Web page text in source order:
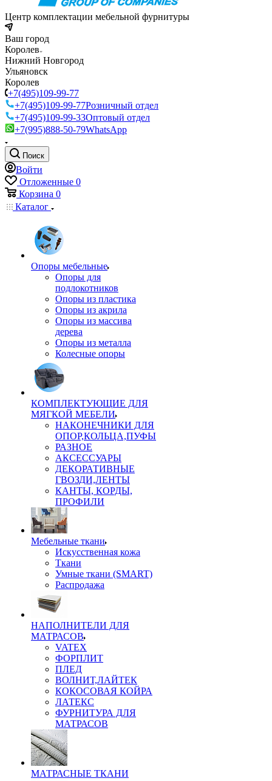
Центр комплектации мебельной фурнитуры
Ваш город
Королев
Нижний Новгород
Ульяновск
Королев
+7(495)109-99-77
+7(495)109-99-77Розничный отдел
+7(495)109-99-33Оптовый отдел
+7(995)888-50-79WhatsApp
Поиск
Войти
Отложенные 0
Корзина 0
Каталог
Опоры мебельные
Опоры для
подлокотников
Опоры из пластика
Опоры из акрила
Опоры из массива
дерева
Опоры из металла
Колесные опоры
КОМПЛЕКТУЮЩИЕ ДЛЯ
МЯГКОЙ МЕБЕЛИ
НАКОНЕЧНИКИ ДЛЯ
ОПОР,КОЛЬЦА,ПУФЫ
РАЗНОЕ
АКСЕССУАРЫ
ДЕКОРАТИВНЫЕ
ГВОЗДИ,ЛЕНТЫ
КАНТЫ, КОРДЫ,
ПРОФИЛИ
Мебельные ткани
Искусственная кожа
Ткани
Умные ткани (SMART)
Распродажа
НАПОЛНИТЕЛИ ДЛЯ
МАТРАСОВ
VATEX
ФОРПЛИТ
ПЛЕД
ВОЛНИТ,ЛАЙТЕК
КОКОСОВАЯ КОЙРА
ЛАТЕКС
ФУРНИТУРА ДЛЯ
МАТРАСОВ
МАТРАСНЫЕ ТКАНИ